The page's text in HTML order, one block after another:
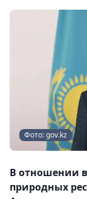
Фото: gov.kz
В отношении
природных